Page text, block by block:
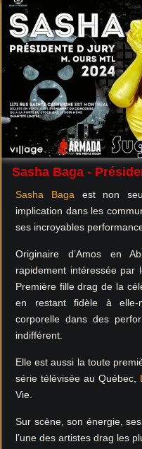
Sasha Baga -
Sasha Baga est non
implication dans les
ses incroyables
Originaire d’Amos en
rapidement intéressée par
Première fille drag de la
en restant fidèle à elle-
corporelle dans des
indifférent.
Elle est aussi la toute
série télévisée au Québec,
Vie.
Sur scène, son énergie,
l’une des artistes drag les